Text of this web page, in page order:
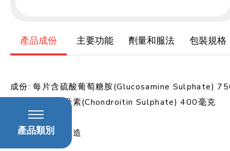
產品成份 主要功能 劑量和服法 包裝規格
成份: 每片含硫酸葡萄糖胺(Glucosamine Sulphate)
毫克和硫酸軟骨素(Chondroitin Sulphate) 400毫克
產地：加拿大製造
產品類別